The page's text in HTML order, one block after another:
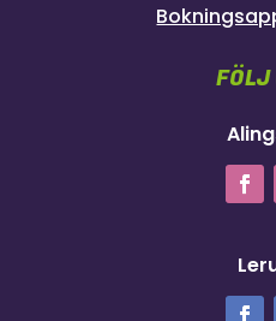
FÖLJ